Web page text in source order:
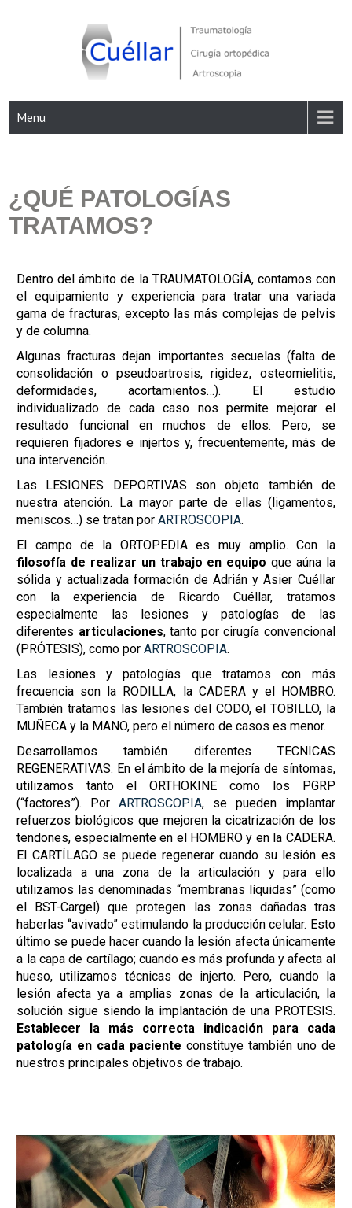
Menu
¿QUÉ PATOLOGÍAS
TRATAMOS?
Dentro del ámbito de la TRAUMATOLOGÍA, contamos con
el equipamiento y experiencia para tratar una variada
gama de fracturas, excepto las más complejas de pelvis
y de columna.
Algunas fracturas dejan importantes secuelas (falta de
consolidación o pseudoartrosis, rigidez, osteomielitis,
deformidades, acortamientos…). El estudio
individualizado de cada caso nos permite mejorar el
resultado funcional en muchos de ellos. Pero, se
requieren fijadores e injertos y, frecuentemente, más de
una intervención.
Las LESIONES DEPORTIVAS son objeto también de
nuestra atención. La mayor parte de ellas (ligamentos,
meniscos…) se tratan porARTROSCOPIA.
El campo de la ORTOPEDIA es muy amplio. Con la
filosofía de realizar un trabajo en equipo que aúna la
sólida y actualizada formación de Adrián y Asier Cuéllar
con la experiencia de Ricardo Cuéllar, tratamos
especialmente las lesiones y patologías de las
diferentes articulaciones, tanto por cirugía convencional
(PRÓTESIS), como porARTROSCOPIA.
Las lesiones y patologías que tratamos con más
frecuencia son la RODILLA, la CADERA y el HOMBRO.
También tratamos las lesiones del CODO, el TOBILLO, la
MUÑECA y la MANO, pero el número de casos es menor.
Desarrollamos también diferentes TECNICAS
REGENERATIVAS. En el ámbito de la mejoría de síntomas,
utilizamos tanto el ORTHOKINE como los PGRP
(“factores”). PorARTROSCOPIA, se pueden implantar
refuerzos biológicos que mejoren la cicatrización de los
tendones, especialmente en el HOMBRO y en la CADERA.
El CARTÍLAGO se puede regenerar cuando su lesión es
localizada a una zona de la articulación y para ello
utilizamos las denominadas “membranas líquidas” (como
el BST-Cargel) que protegen las zonas dañadas tras
haberlas “avivado” estimulando la producción celular. Esto
último se puede hacer cuando la lesión afecta únicamente
a la capa de cartílago; cuando es más profunda y afecta al
hueso, utilizamos técnicas de injerto. Pero, cuando la
lesión afecta ya a amplias zonas de la articulación, la
solución sigue siendo la implantación de una PROTESIS.
Establecer la más correcta indicación para cada
patología en cada paciente constituye también uno de
nuestros principales objetivos de trabajo.